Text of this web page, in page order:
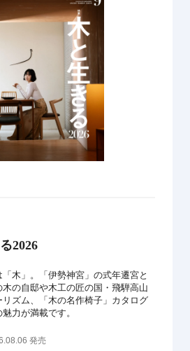
2026
木」。「伊勢神宮」の式年遷宮と
の自邸や木工の匠の国・飛騨高山
ズム、「木の名作椅子」カタログ
力が満載です。
発売